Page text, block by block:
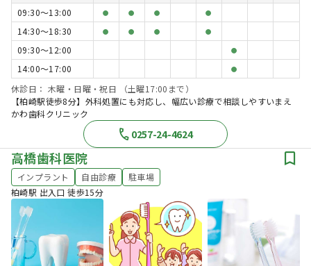
09:30〜13:00
● ● ● ●
14:30〜18:30 ● ● ● ●
09:30〜12:00 ●
14:00〜17:00 ●
休診日： 木曜・日曜・祝日 （土曜17:00まで）
【柏崎駅徒歩8分】外科処置にも対応し、幅広い診療で相談しやすいまえ
かわ歯科クリニック
0257-24-4624
高橋歯科医院
インプラント 自由診療
駐車場
柏崎駅 出入口 徒歩15分